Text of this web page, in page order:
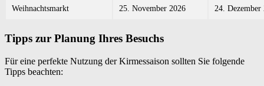
Weihnachtsmarkt 25. November 2026 24. Dezember
Tipps zur Planung Ihres Besuchs
Für eine perfekte Nutzung der Kirmessaison sollten Sie folgende
Tipps beachten: